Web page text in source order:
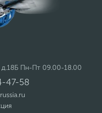
д.18Б Пн-Пт 09.00-18.00
47-58